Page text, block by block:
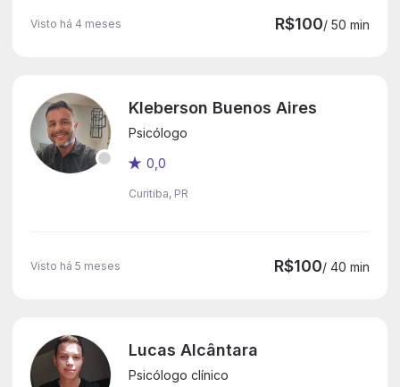
Visto há 4 meses R$100/ 50 min
Kleberson Buenos Aires
Psicólogo
0,0
Curitiba, PR
Visto há 5 meses R$100/ 40 min
Lucas Alcântara
Psicólogo clínico